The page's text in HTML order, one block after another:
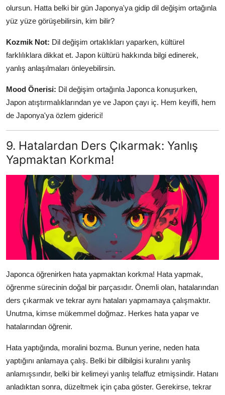
olursun. Hatta belki bir gün Japonya'ya gidip dil değişim ortağınla
yüz yüze görüşebilirsin, kim bilir?
Kozmik Not: Dil değişim ortaklıkları yaparken, kültürel
farklılıklara dikkat et. Japon kültürü hakkında bilgi edinerek,
yanlış anlaşılmaları önleyebilirsin.
Mood Önerisi: Dil değişim ortağınla Japonca konuşurken,
Japon atıştırmalıklarından ye ve Japon çayı iç. Hem keyifli, hem
de Japonya'ya özlem giderici!
9. Hatalardan Ders Çıkarmak: Yanlış
Yapmaktan Korkma!
Japonca öğrenirken hata yapmaktan korkma! Hata yapmak,
öğrenme sürecinin doğal bir parçasıdır. Önemli olan, hatalarından
ders çıkarmak ve tekrar aynı hataları yapmamaya çalışmaktır.
Unutma, kimse mükemmel doğmaz. Herkes hata yapar ve
hatalarından öğrenir.
Hata yaptığında, moralini bozma. Bunun yerine, neden hata
yaptığını anlamaya çalış. Belki bir dilbilgisi kuralını yanlış
anlamışsındır, belki bir kelimeyi yanlış telaffuz etmişsindir. Hatanı
anladıktan sonra, düzeltmek için çaba göster. Gerekirse, tekrar